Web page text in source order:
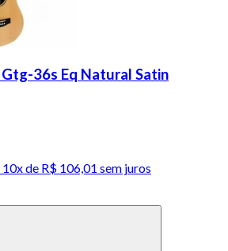
36s Eq Natural Satin
10x de R$ 106,01 sem juros